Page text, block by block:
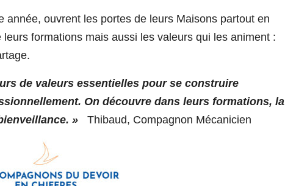
année, ouvrent les portes de leurs Maisons partout en
formations mais aussi les valeurs qui les animent :
de valeurs essentielles pour se construire
On découvre dans leurs formations, la
»
Thibaud, Compagnon Mécanicien